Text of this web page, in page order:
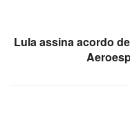
Lula assina acordo